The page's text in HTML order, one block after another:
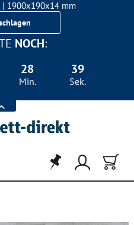
| 1900x190x14 mm
für nur 29,90 €/m²
NOCH:
28
Min.
39
Sek.